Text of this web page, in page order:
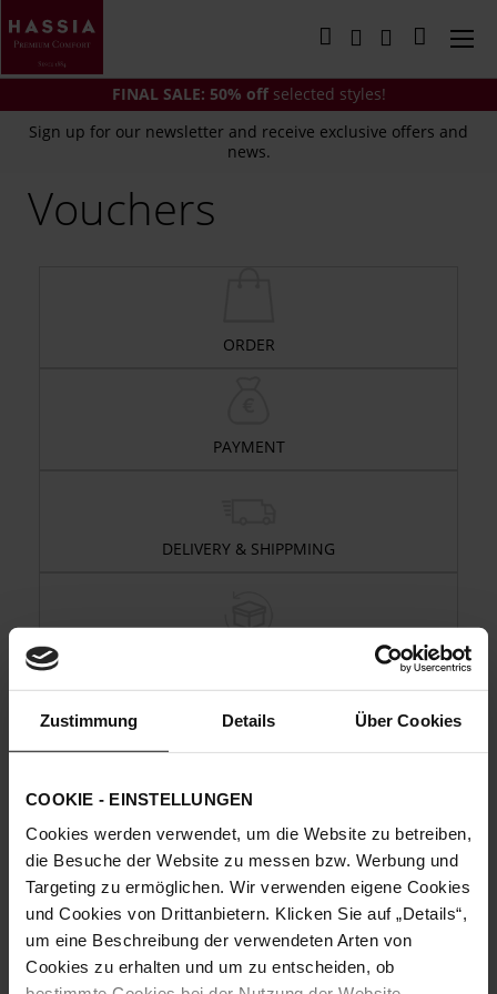
Zustimmung Details Über Cookies
COOKIE - EINSTELLUNGEN
Cookies werden verwendet, um die Website zu betreiben,
die Besuche der Website zu messen bzw. Werbung und
Targeting zu ermöglichen. Wir verwenden eigene Cookies
und Cookies von Drittanbietern. Klicken Sie auf „Details“,
um eine Beschreibung der verwendeten Arten von
Cookies zu erhalten und um zu entscheiden, ob
to
Content
My Cart
FINAL SALE: 50% offselected styles!
Sign up for our newsletter and receive exclusive offers and
news.
Vouchers
ORDER
PAYMENT
DELIVERY & SHIPPMING
VOUCHERS